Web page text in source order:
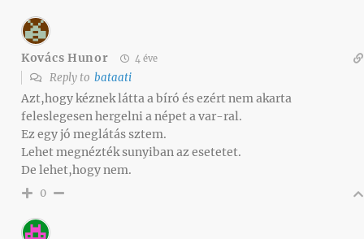
Kovács Hunor 4 éve
Reply to bataati
Azt,hogy kéznek látta a bíró és ezért nem akarta
feleslegesen hergelni a népet a var-ral.
Ez egy jó meglátás sztem.
Lehet megnézték sunyiban az esetetet.
De lehet,hogy nem.
0